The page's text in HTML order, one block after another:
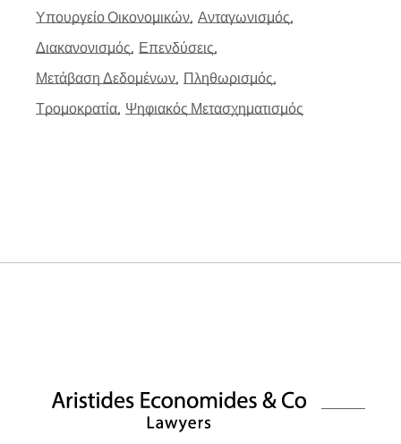
Υπουργείο Οικονομικών Ανταγωνισμός
Διακανονισμός Επενδύσεις
Μετάβαση Δεδομένων Πληθωρισμός
Τρομοκρατία Ψηφιακός Μετασχηματισμός